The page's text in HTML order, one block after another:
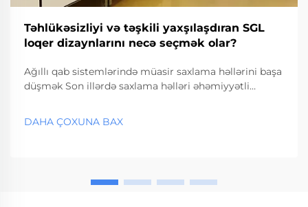
Təhlükəsizliyi və təşkili yaxşılaşdıran SGL
loqer dizaynlarını necə seçmək olar?
Ağıllı qab sistemlərində müasir saxlama həllərini başa
düşmək Son illərdə saxlama həlləri əhəmiyyətli
öndə gedir. Bu irəli sürülmüş saxlama sistemləri ...
DAHA ÇOXUNA BAX